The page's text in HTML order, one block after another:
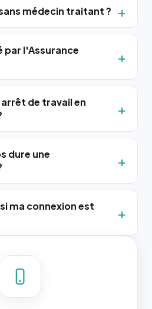
médecin traitant ?
par l'Assurance
de travail en
dure une
ma connexion est